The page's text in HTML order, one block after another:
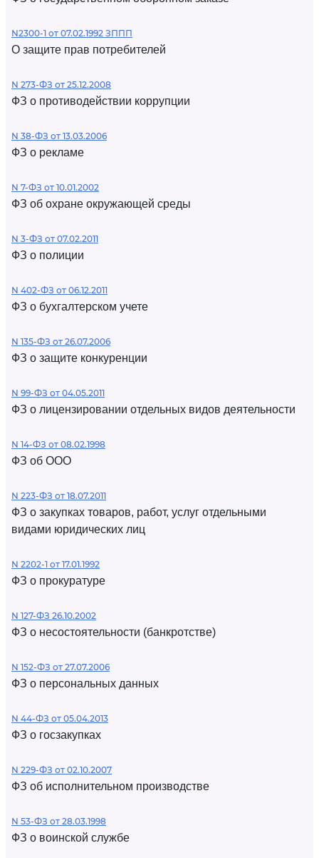
N2300-1 от 07.02.1992 ЗППП
О защите прав потребителей
N 273-ФЗ от 25.12.2008
ФЗ о противодействии коррупции
N 38-ФЗ от 13.03.2006
ФЗ о рекламе
N 7-ФЗ от 10.01.2002
ФЗ об охране окружающей среды
N 3-ФЗ от 07.02.2011
ФЗ о полиции
N 402-ФЗ от 06.12.2011
ФЗ о бухгалтерском учете
N 135-ФЗ от 26.07.2006
ФЗ о защите конкуренции
N 99-ФЗ от 04.05.2011
ФЗ о лицензировании отдельных видов деятельности
N 14-ФЗ от 08.02.1998
ФЗ об ООО
N 223-ФЗ от 18.07.2011
ФЗ о закупках товаров, работ, услуг отдельными
видами юридических лиц
N 2202-1 от 17.01.1992
ФЗ о прокуратуре
N 127-ФЗ 26.10.2002
ФЗ о несостоятельности (банкротстве)
N 152-ФЗ от 27.07.2006
ФЗ о персональных данных
N 44-ФЗ от 05.04.2013
ФЗ о госзакупках
N 229-ФЗ от 02.10.2007
ФЗ об исполнительном производстве
N 53-ФЗ от 28.03.1998
ФЗ о воинской службе